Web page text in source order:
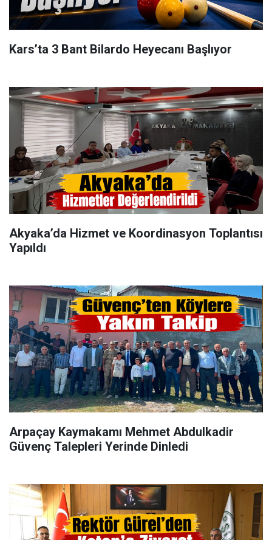
Kars’ta 3 Bant Bilardo Heyecanı Başlıyor
Akyaka’da Hizmet ve Koordinasyon Toplantısı
Yapıldı
Arpaçay Kaymakamı Mehmet Abdulkadir
Güvenç Talepleri Yerinde Dinledi